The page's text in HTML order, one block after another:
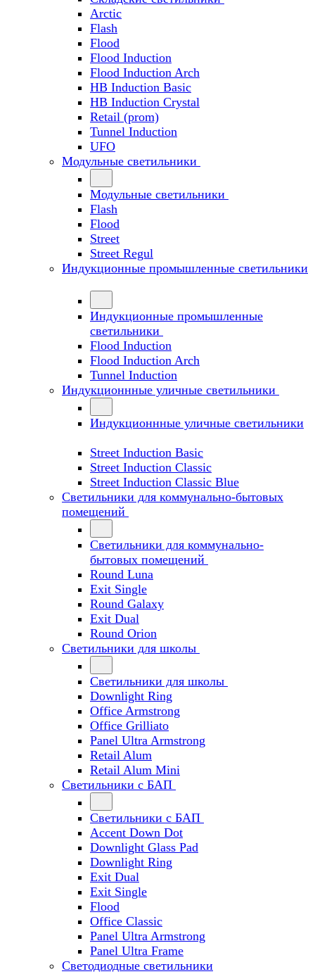
Arctic
Flash
Flood
Flood Induction
Flood Induction Arch
HB Induction Basic
HB Induction Crystal
Retail (prom)
Tunnel Induction
UFO
Модульные светильники
Модульные светильники
Flash
Flood
Street
Street Regul
Индукционные промышленные светильники
Индукционные промышленные
светильники
Flood Induction
Flood Induction Arch
Tunnel Induction
Индукционнные уличные светильники
Индукционнные уличные светильники
Street Induction Basic
Street Induction Classic
Street Induction Classic Blue
Светильники для коммунально-бытовых
помещений
Светильники для коммунально-
бытовых помещений
Round Luna
Exit Single
Round Galaxy
Exit Dual
Round Orion
Светильники для школы
Светильники для школы
Downlight Ring
Office Armstrong
Office Grilliato
Panel Ultra Armstrong
Retail Alum
Retail Alum Mini
Светильники с БАП
Светильники с БАП
Accent Down Dot
Downlight Glass Pad
Downlight Ring
Exit Dual
Exit Single
Flood
Office Classic
Panel Ultra Armstrong
Panel Ultra Frame
Светодиодные светильники